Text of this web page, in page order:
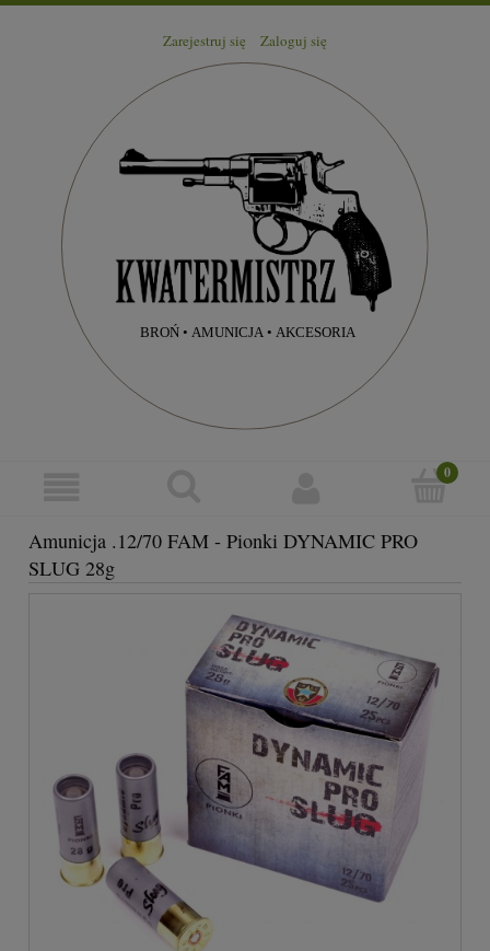
Zarejestruj się Zaloguj się
Amunicja .12/70 FAM - Pionki DYNAMIC PRO
SLUG 28g